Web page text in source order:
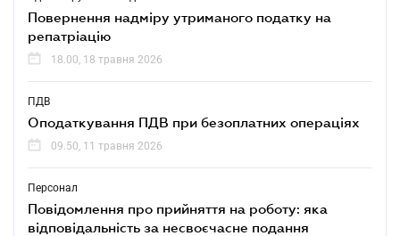
Повернення надміру утриманого податку на
репатріацію
18.00, 18 травня 2026
ПДВ
Оподаткування ПДВ при безоплатних операціях
09.50, 11 травня 2026
Персонал
Повідомлення про прийняття на роботу: яка
відповідальність за несвоєчасне подання